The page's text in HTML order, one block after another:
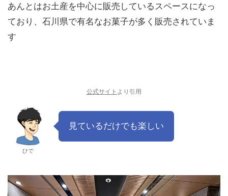
あんとはお土産を中心に販売しているスペースになっ
ており、石川県で有名なお菓子が多く販売されていま
す
公式サイト より引用
ひで
見ているだけでも楽しい